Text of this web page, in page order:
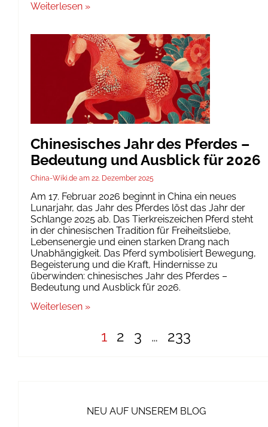
Weiterlesen »
Chinesisches Jahr des Pferdes –
Bedeutung und Ausblick für 2026
China-Wiki.de 22. Dezember 2025
Am 17. Februar 2026 beginnt in China ein neues
Lunarjahr, das Jahr des Pferdes löst das Jahr der
Schlange 2025 ab. Das Tierkreiszeichen Pferd steht
in der chinesischen Tradition für Freiheitsliebe,
Lebensenergie und einen starken Drang nach
Unabhängigkeit. Das Pferd symbolisiert Bewegung,
Begeisterung und die Kraft, Hindernisse zu
überwinden: chinesisches Jahr des Pferdes –
Bedeutung und Ausblick für 2026.
Weiterlesen »
1 2 3 … 233
NEU AUF UNSEREM BLOG